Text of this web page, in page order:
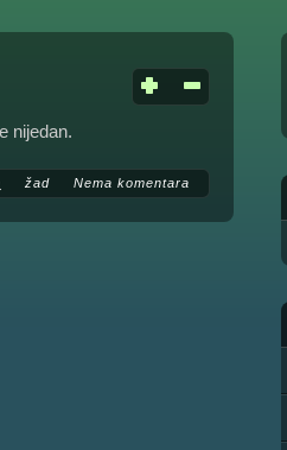
nijedan.
žad Nema komentara